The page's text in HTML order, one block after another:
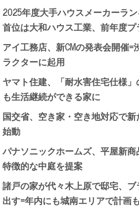
2025年度大手ハウスメーカーラ
首位は大和ハウス工業、前年度
アイ工務店、新CMの発表会開催=
ラクターに起用
ヤマト住建、「耐水害住宅仕様
も生活継続ができる家に
国交省、空き家・空き地対応で
始動
パナソニックホームズ、平屋新
特徴的な中庭を提案
諸戸の家が代々木上原で邸宅、
出す=年内にも城南エリアで計画も